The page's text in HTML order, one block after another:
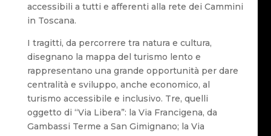
accessibili a tutti e afferenti alla rete dei Cammini
in Toscana.
I tragitti, da percorrere tra natura e cultura,
disegnano la mappa del turismo lento e
rappresentano una grande opportunità per dare
centralità e sviluppo, anche economico, al
turismo accessibile e inclusivo. Tre, quelli
oggetto di “Via Libera”: la Via Francigena, da
Gambassi Terme a San Gimignano; la Via